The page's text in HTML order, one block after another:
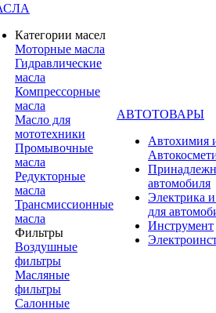
Категории масел
Моторные масла
Гидравлические
масла
Компрессорные
масла
Масло для
мототехники
Промывочные
масла
Редукторные
масла
Трансмиссионные
масла
Фильтры
Воздушные
фильтры
Масляные
фильтры
Салонные
АВТОТОВАРЫ
Автохимия
автомобиля
Электрика
для
Инструмент